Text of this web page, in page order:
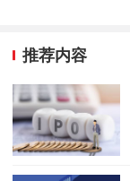
推荐内容